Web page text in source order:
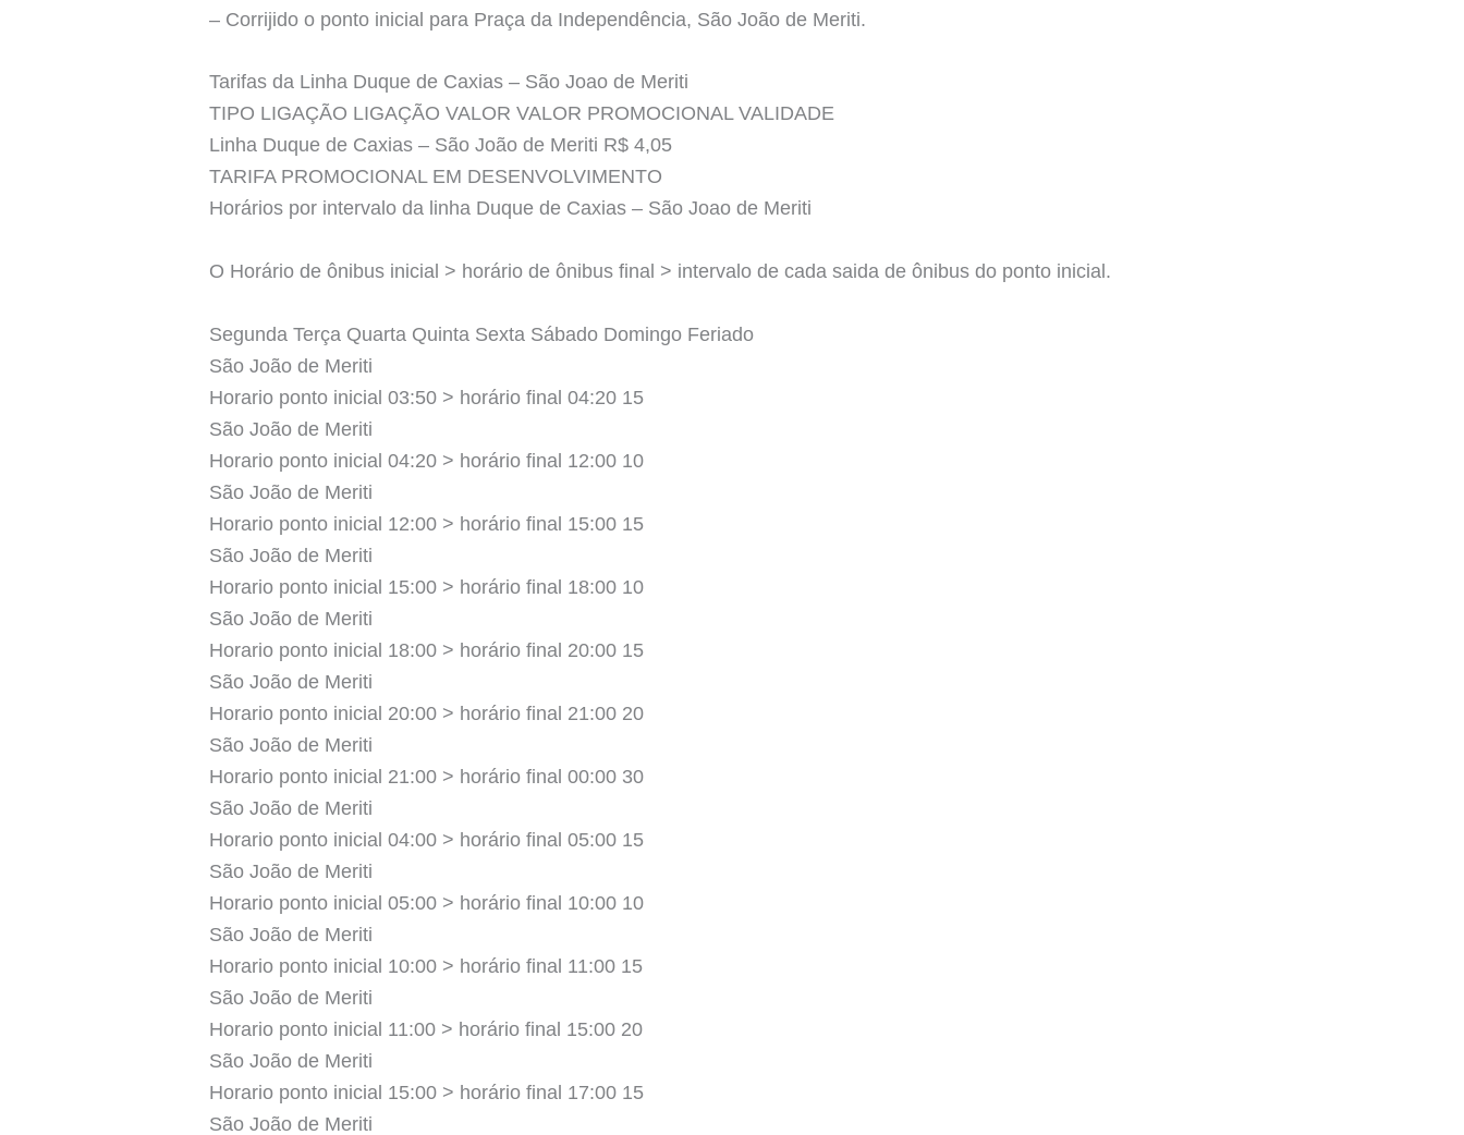
– Corrijido o ponto inicial para Praça da Independência, São João de Meriti.
Tarifas da Linha Duque de Caxias – São Joao de Meriti
TIPO LIGAÇÃO LIGAÇÃO VALOR VALOR PROMOCIONAL VALIDADE
Linha Duque de Caxias – São João de Meriti R$ 4,05
TARIFA PROMOCIONAL EM DESENVOLVIMENTO
Horários por intervalo da linha Duque de Caxias – São Joao de Meriti
O Horário de ônibus inicial > horário de ônibus final > intervalo de cada saida de ônibus do ponto inicial.
Segunda Terça Quarta Quinta Sexta Sábado Domingo Feriado
São João de Meriti
Horario ponto inicial 03:50 > horário final 04:20 15
São João de Meriti
Horario ponto inicial 04:20 > horário final 12:00 10
São João de Meriti
Horario ponto inicial 12:00 > horário final 15:00 15
São João de Meriti
Horario ponto inicial 15:00 > horário final 18:00 10
São João de Meriti
Horario ponto inicial 18:00 > horário final 20:00 15
São João de Meriti
Horario ponto inicial 20:00 > horário final 21:00 20
São João de Meriti
Horario ponto inicial 21:00 > horário final 00:00 30
São João de Meriti
Horario ponto inicial 04:00 > horário final 05:00 15
São João de Meriti
Horario ponto inicial 05:00 > horário final 10:00 10
São João de Meriti
Horario ponto inicial 10:00 > horário final 11:00 15
São João de Meriti
Horario ponto inicial 11:00 > horário final 15:00 20
São João de Meriti
Horario ponto inicial 15:00 > horário final 17:00 15
São João de Meriti